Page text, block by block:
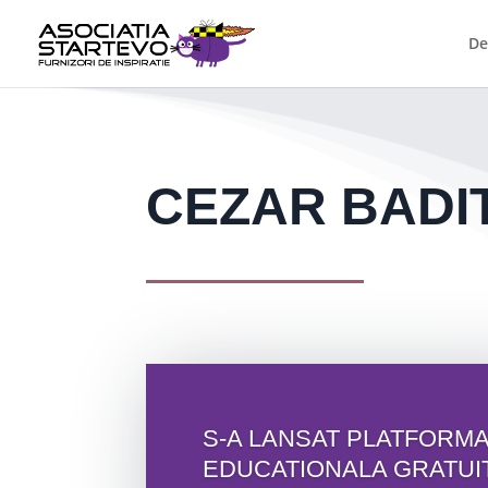
CEZAR
S-A LANSAT PLATFORMA
EDUCATIONALA